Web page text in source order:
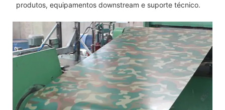
produtos, equipamentos downstream e suporte técnico.